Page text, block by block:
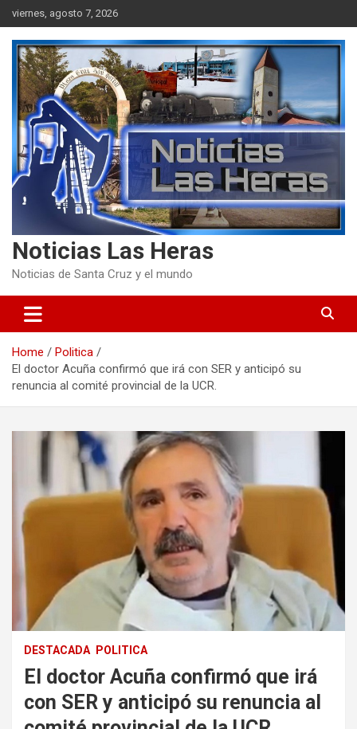
Skip
to
content
viernes, agosto 7, 2026
Noticias Las Heras
Noticias de Santa Cruz y el mundo
Home
Politica
El doctor Acuña confirmó que irá con SER y anticipó su
renuncia al comité provincial de la UCR.
DESTACADA POLITICA
El doctor Acuña confirmó que irá
con SER y anticipó su renuncia al